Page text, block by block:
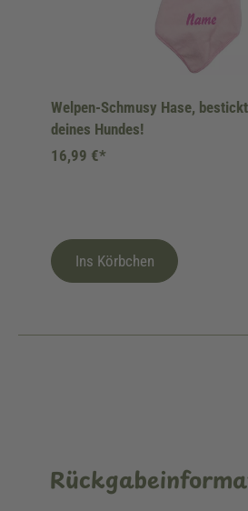
Welpen-Schmusy Hase,
deines Hundes!
16,99 €*
Ins Körbchen